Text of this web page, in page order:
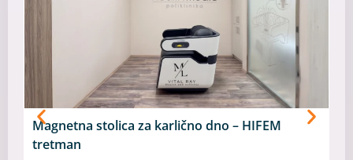
Magnetna stolica za karlično dno – HIFEM
tretman